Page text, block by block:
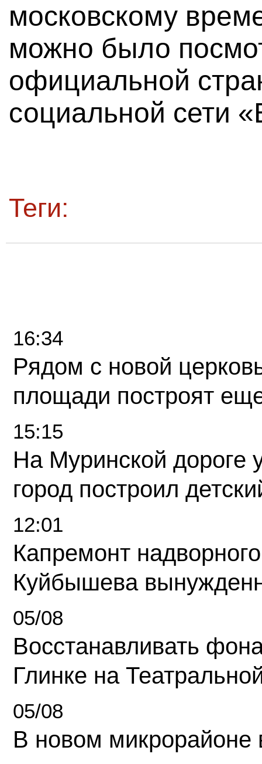
московскому
можно было
официальной
социальной сети
Теги:
16:34
Рядом с новой
площади построят
15:15
На Муринской дороге
город построил
12:01
Капремонт
Куйбышева
05/08
Восстанавливать
Глинке на
05/08
В новом микрорайоне